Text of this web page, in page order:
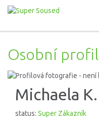
Osobní profil
Michaela K.
status: Super Zákazník